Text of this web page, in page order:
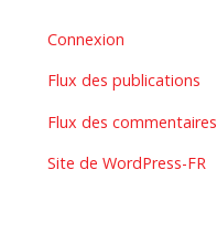
Connexion
Flux des publications
Flux des commentaires
Site de WordPress-FR